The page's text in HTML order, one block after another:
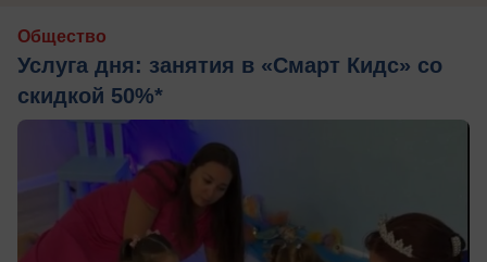
Общество
Услуга дня: занятия в «Смарт Кидс» со
скидкой 50%*